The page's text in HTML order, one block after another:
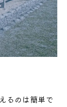
るのは簡単で